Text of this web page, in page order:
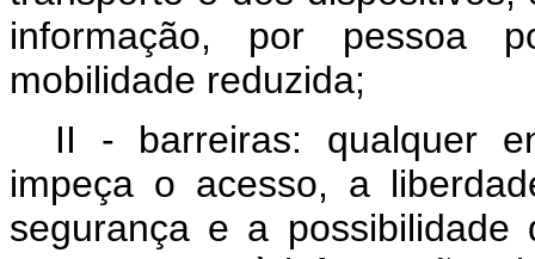
informação, por pessoa
mobilidade reduzida;
II - barreiras: qualquer
impeça o acesso, a
segurança e a